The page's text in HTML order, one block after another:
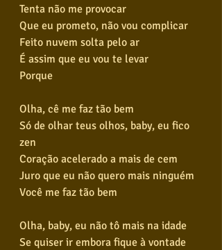
Tenta não me provocar
Que eu prometo, não vou complicar
Feito nuvem solta pelo ar
É assim que eu vou te levar
Porque
Olha, cê me faz tão bem
Só de olhar teus olhos, baby, eu fico
zen
Coração acelerado a mais de cem
Juro que eu não quero mais ninguém
Você me faz tão bem
Olha, baby, eu não tô mais na idade
Se quiser ir embora fique à vontade